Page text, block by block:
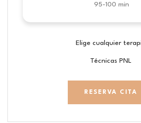
95-100 min
Elige cualquier
Técnicas PNL
RESERVA CITA